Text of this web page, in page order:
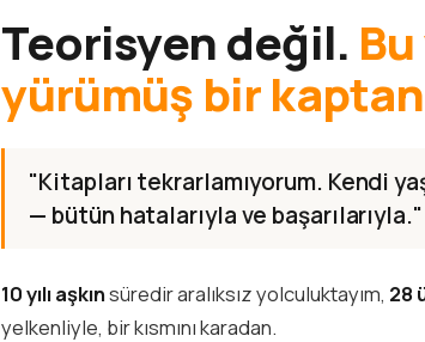
Teorisyen değil.
yürümüş bir
"Kitapları tekrarlamıyorum. Kendi
— bütün hatalarıyla ve başarılarıyla."
10 yılı aşkınsüredir aralıksız yolculuktayım, 28
yelkenliyle, bir kısmını karadan.